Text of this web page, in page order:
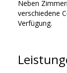
Neben
verschiedene
Verfügung.